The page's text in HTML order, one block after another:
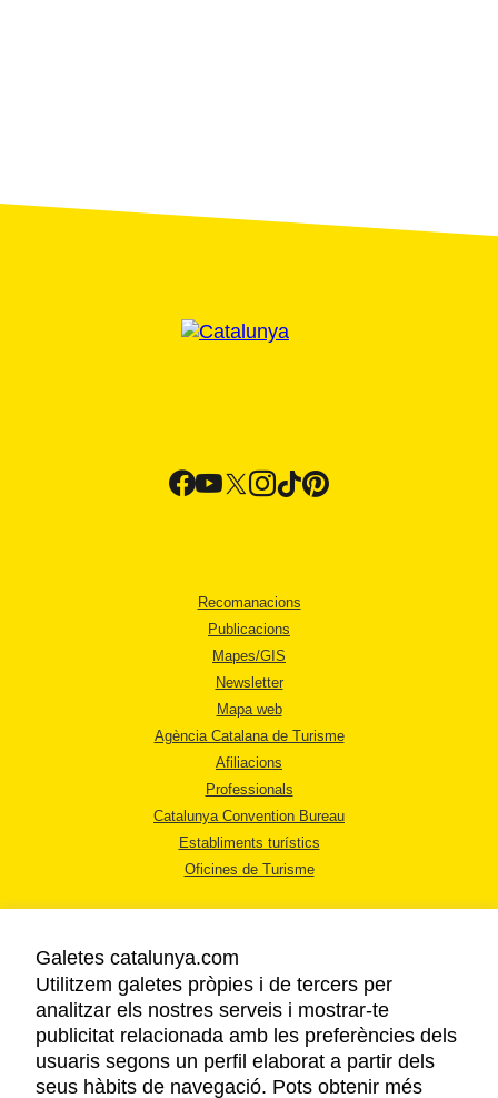
Recomanacions
Publicacions
Mapes/GIS
Newsletter
Mapa web
Agència Catalana de Turisme
Afiliacions
Professionals
Catalunya Convention Bureau
Establiments turístics
Oficines de Turisme
AVÍS LEGAL
POLÍTICA DE PRIVACITAT
COOKIES
Galetes catalunya.com
Utilitzem galetes pròpies i de tercers per
analitzar els nostres serveis i mostrar-te
publicitat relacionada amb les preferències dels
usuaris segons un perfil elaborat a partir dels
seus hàbits de navegació. Pots obtenir més